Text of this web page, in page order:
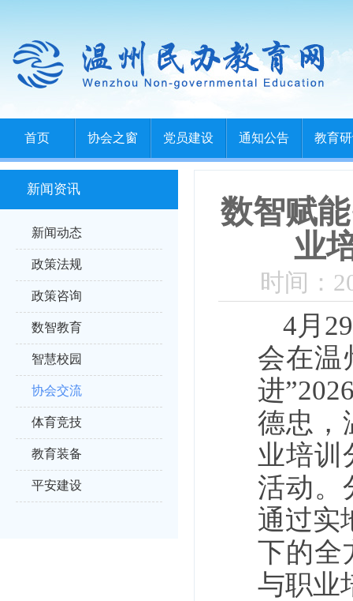
首页 协会之窗 党员建设 通知公告 教育
新闻资讯
新闻动态
政策法规
政策咨询
数智教育
智慧校园
协会交流
体育竞技
教育装备
平安建设
数智赋
业
时间：
4月
会在温
进
德忠，
业培训
活动。
通过实
下的全
与职业